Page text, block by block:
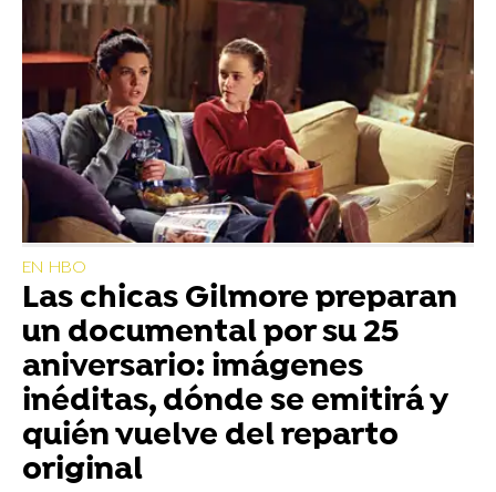
EN HBO
Las chicas Gilmore preparan
un documental por su 25
aniversario: imágenes
inéditas, dónde se emitirá y
quién vuelve del reparto
original